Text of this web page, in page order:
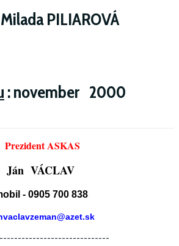
Milada PILIAROVÁ
: november 2000
Prezident ASKAS
Ján VÁCLAV
- 0905 700 838